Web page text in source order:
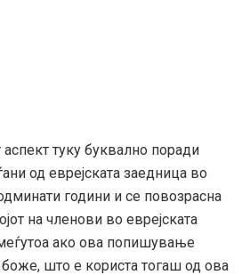
туку буквално поради
од еврејската заедница во
години и се повозрасна
на членови во еврејската
ако ова попишување
боже, што е користа тогаш од ова